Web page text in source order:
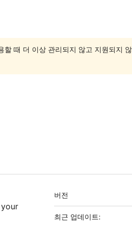
때 더 이상 관리되지 않고 지원되지
기
초
버전
최근 업데이트: